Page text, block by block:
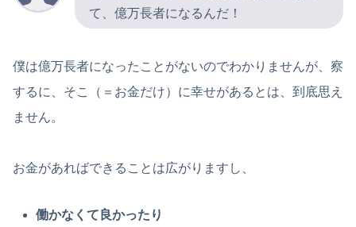
て、億万長者になるんだ！
僕は億万長者になったことがないのでわかりませんが、察
するに、そこ（＝お金だけ）に幸せがあるとは、到底思え
ません。
お金があればできることは広がりますし、
働かなくて良かったり